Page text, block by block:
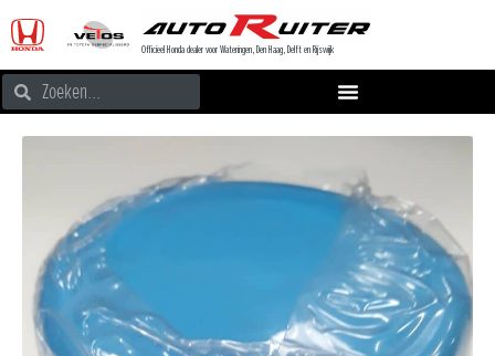
Officieel Honda dealer voor Wateringen, Den Haag, Delft en Rijswijk